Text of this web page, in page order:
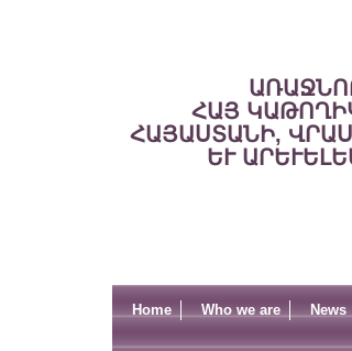
ՀԱՅ
ՀԱՅԱՍՏԱՆԻ,
ԵՒ
Home Who we are News